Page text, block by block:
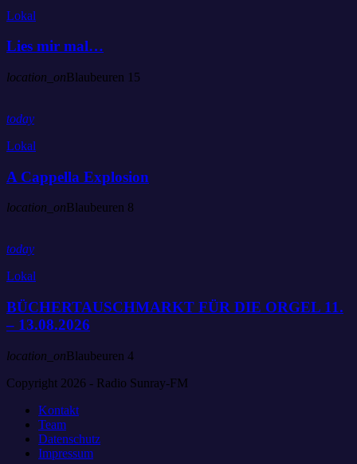
Lokal
Lies mir mal…
location_onBlaubeuren 15
today
Lokal
A Cappella Explosion
location_on Blaubeuren 8
today
Lokal
BÜCHERTAUSCHMARKT FÜR DIE ORGEL 11.
– 13.08.2026
location_onBlaubeuren 4
Copyright 2026 - Radio Sunray-FM
Kontakt
Team
Datenschutz
Impressum